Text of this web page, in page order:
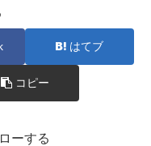
はてブ
コピー
ーする